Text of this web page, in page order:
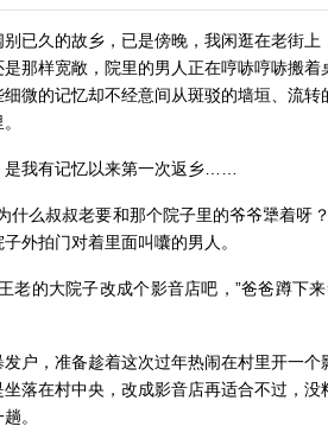
久的故乡，已是傍晚，我闲逛在老街上
那样宽敞，院里的男人正在哼哧哼哧搬
微的记忆却不经意间从斑驳的墙垣、流转
我有记忆以来第一次返乡……
么叔叔老要和那个院子里的爷爷犟着呀
外拍门对着里面叫囔的男人。
的大院子改成个影音店吧，”爸爸蹲下来
，准备趁着这次过年热闹在村里开一个
落在村中央，改成影音店再适合不过，没
。